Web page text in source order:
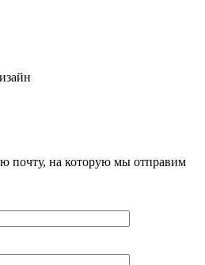
почту, на которую мы отправим